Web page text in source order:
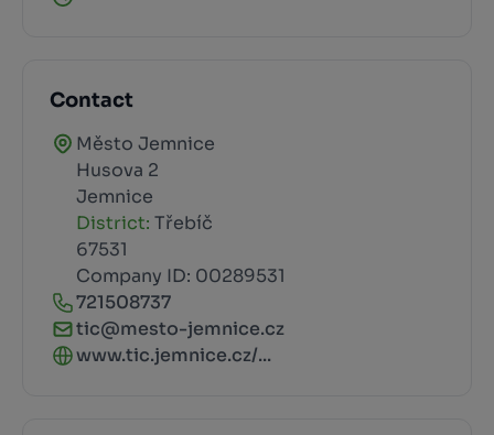
Contact
Město Jemnice
Husova 2
Jemnice
District: Třebíč
67531
Company ID: 00289531
721508737
tic@mesto-jemnice.cz
www.tic.jemnice.cz/...